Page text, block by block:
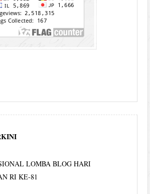
LOMBA BLOG HARI
RI KE-81